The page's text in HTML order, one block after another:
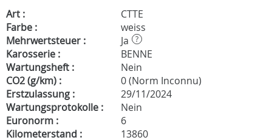
Art :
CTTE
Farbe :
weiss
Mehrwertsteuer :
Ja ?
Karosserie :
BENNE
Wartungsheft :
Nein
CO2 (g/km) :
0 (Norm Inconnu)
Erstzulassung :
29/11/2024
Wartungsprotokolle :
Nein
Euronorm :
6
Kilometerstand :
13860